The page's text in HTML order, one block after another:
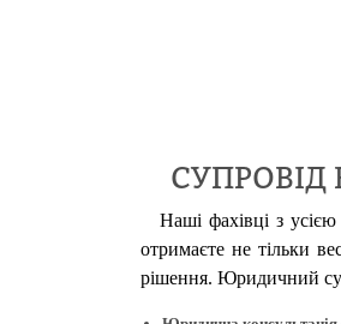
СУПРОВІД
Наші фахівці з
отримаєте не тільки
рішення. Юридичний